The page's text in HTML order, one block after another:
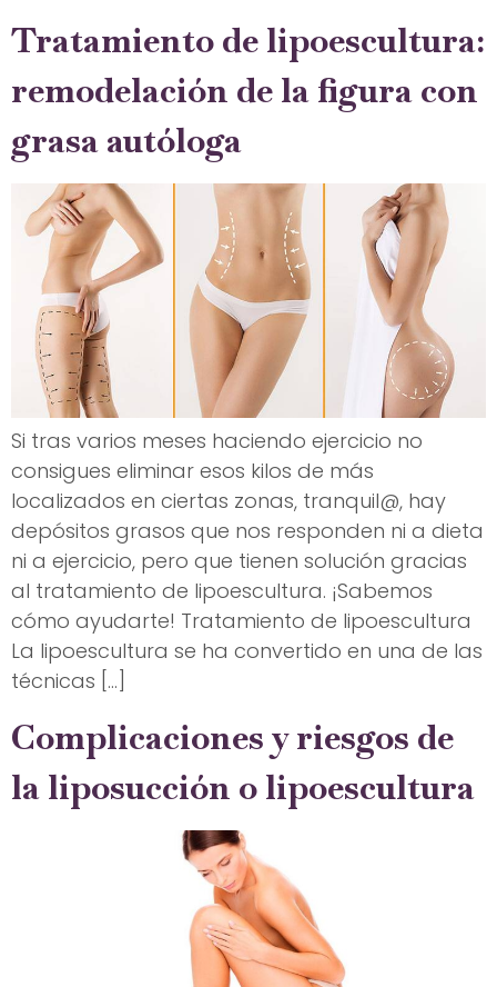
Tratamiento de lipoescultura:
remodelación de la figura con
grasa autóloga
Si tras varios meses haciendo ejercicio no
consigues eliminar esos kilos de más
localizados en ciertas zonas, tranquil@, hay
depósitos grasos que nos responden ni a dieta
ni a ejercicio, pero que tienen solución gracias
al tratamiento de lipoescultura. ¡Sabemos
cómo ayudarte! Tratamiento de lipoescultura
La lipoescultura se ha convertido en una de las
técnicas […]
Complicaciones y riesgos de
la liposucción o lipoescultura